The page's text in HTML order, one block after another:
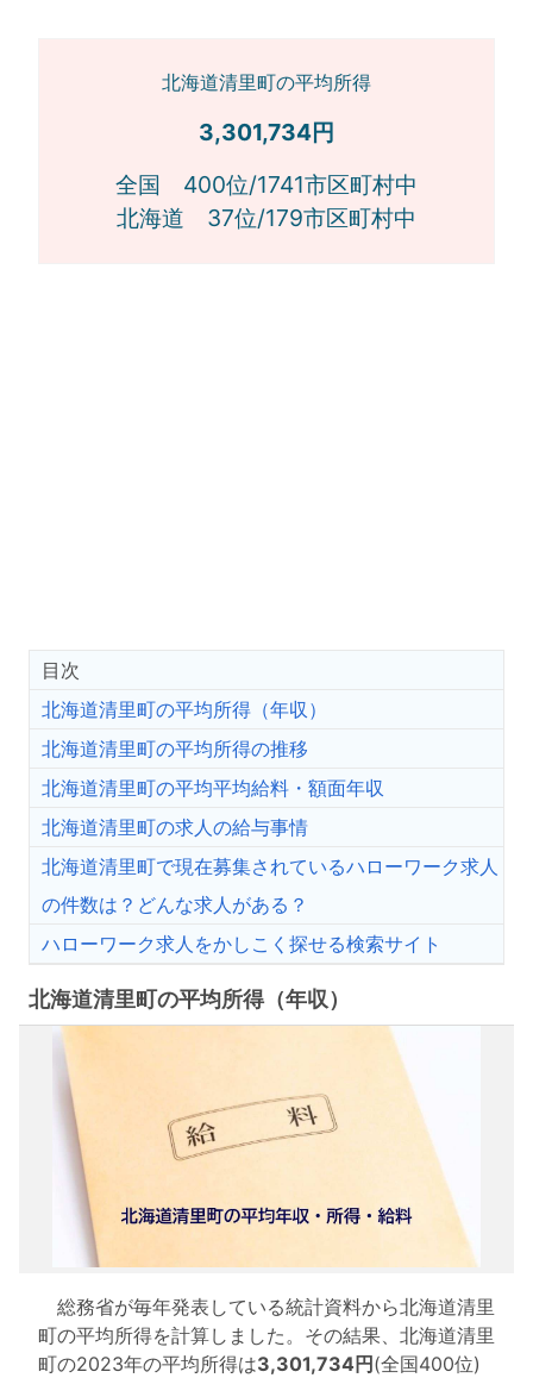
北海道清里町の平均所得
3,301,734円
全国 400位/1741市区町村中
北海道 37位/179市区町村中
目次
北海道清里町の平均所得（年収）
北海道清里町の平均所得の推移
北海道清里町の平均平均給料・額面年収
北海道清里町の求人の給与事情
北海道清里町で現在募集されているハローワーク求人
の件数は？どんな求人がある？
ハローワーク求人をかしこく探せる検索サイト
北海道清里町の平均所得（年収）
総務省が毎年発表している統計資料から北海道清里
町の平均所得を計算しました。その結果、北海道清里
町の2023年の平均所得は3,301,734円(全国400位)